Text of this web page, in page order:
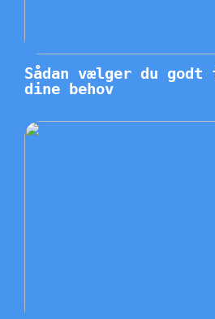
Sådan vælger du
dine behov